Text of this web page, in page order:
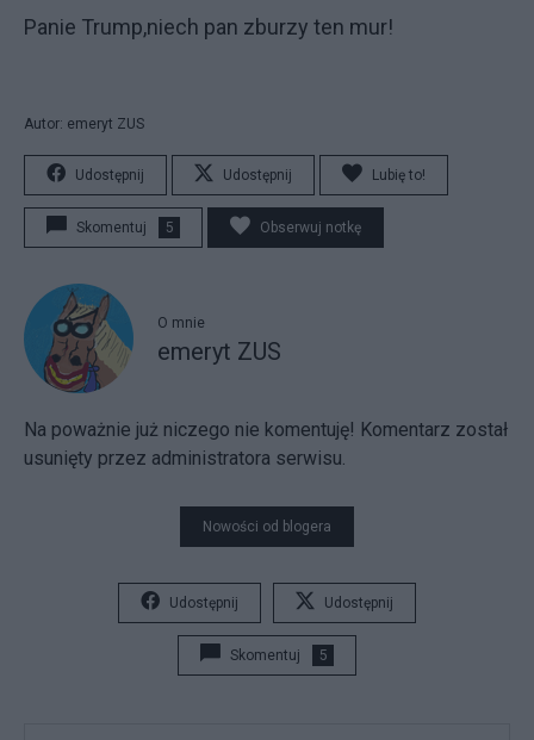
Panie Trump,niech pan zburzy ten mur!
Autor: emeryt ZUS
Udostępnij Udostępnij Lubię to!
Skomentuj 5 Obserwuj notkę
O mnie
emeryt ZUS
Na poważnie już niczego nie komentuję! Komentarz został
usunięty przez administratora serwisu.
Nowości od blogera
Udostępnij Udostępnij
Skomentuj 5